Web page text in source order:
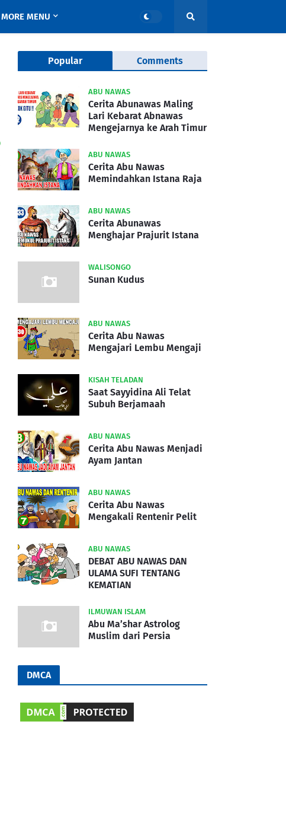
MORE MENU
Popular Comments
ABU NAWAS
Cerita Abunawas Maling
Lari Kebarat Abnawas
Mengejarnya ke Arah Timur
ABU NAWAS
Cerita Abu Nawas
Memindahkan Istana Raja
ABU NAWAS
Cerita Abunawas
Menghajar Prajurit Istana
WALISONGO
Sunan Kudus
ABU NAWAS
Cerita Abu Nawas
Mengajari Lembu Mengaji
KISAH TELADAN
Saat Sayyidina Ali Telat
Subuh Berjamaah
ABU NAWAS
Cerita Abu Nawas Menjadi
Ayam Jantan
ABU NAWAS
Cerita Abu Nawas
Mengakali Rentenir Pelit
ABU NAWAS
DEBAT ABU NAWAS DAN
ULAMA SUFI TENTANG
KEMATIAN
ILMUWAN ISLAM
Abu Ma’shar Astrolog
Muslim dari Persia
DMCA